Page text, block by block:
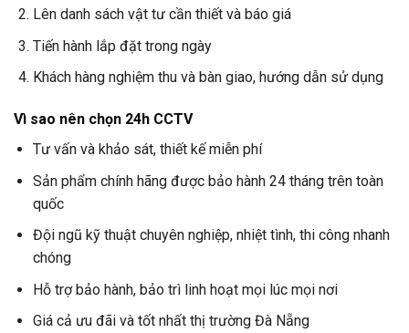
Lên danh sách vật tư cần thiết và báo giá
Tiến hành lắp đặt trong ngày
Khách hàng nghiệm thu và bàn giao, hướng dẫn sử dụng
Vì sao nên chọn 24h CCTV
Tư vấn và khảo sát, thiết kế miễn phí
Sản phẩm chính hãng được bảo hành 24 tháng trên toàn
quốc
Đội ngũ kỹ thuật chuyên nghiệp, nhiệt tình, thi công nhanh
chóng
Hỗ trợ bảo hành, bảo trì linh hoạt mọi lúc mọi nơi
Giá cả ưu đãi và tốt nhất thị trường Đà Nẵng